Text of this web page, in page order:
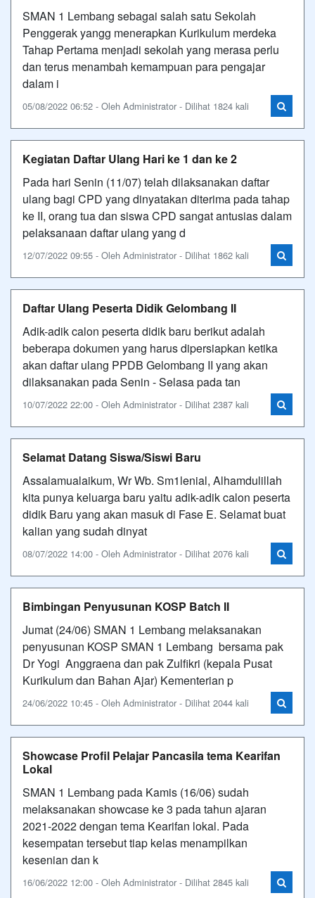
SMAN 1 Lembang sebagai salah satu Sekolah
Penggerak yangg menerapkan Kurikulum merdeka
Tahap Pertama menjadi sekolah yang merasa perlu
dan terus menambah kemampuan para pengajar
dalam i
05/08/2022 06:52 - Oleh Administrator - Dilihat 1824 kali
Kegiatan Daftar Ulang Hari ke 1 dan ke 2
Pada hari Senin (11/07) telah dilaksanakan daftar
ulang bagi CPD yang dinyatakan diterima pada tahap
ke II, orang tua dan siswa CPD sangat antusias dalam
pelaksanaan daftar ulang yang d
12/07/2022 09:55 - Oleh Administrator - Dilihat 1862 kali
Daftar Ulang Peserta Didik Gelombang II
Adik-adik calon peserta didik baru berikut adalah
beberapa dokumen yang harus dipersiapkan ketika
akan daftar ulang PPDB Gelombang II yang akan
dilaksanakan pada Senin - Selasa pada tan
10/07/2022 22:00 - Oleh Administrator - Dilihat 2387 kali
Selamat Datang Siswa/Siswi Baru
Assalamualaikum, Wr Wb. Sm1lenial, Alhamdulillah
kita punya keluarga baru yaitu adik-adik calon peserta
didik Baru yang akan masuk di Fase E. Selamat buat
kalian yang sudah dinyat
08/07/2022 14:00 - Oleh Administrator - Dilihat 2076 kali
Bimbingan Penyusunan KOSP Batch II
Jumat (24/06) SMAN 1 Lembang melaksanakan
penyusunan KOSP SMAN 1 Lembang bersama pak
Dr Yogi Anggraena dan pak Zulfikri (kepala Pusat
Kurikulum dan Bahan Ajar) Kementerian p
24/06/2022 10:45 - Oleh Administrator - Dilihat 2044 kali
Showcase Profil Pelajar Pancasila tema Kearifan
Lokal
SMAN 1 Lembang pada Kamis (16/06) sudah
melaksanakan showcase ke 3 pada tahun ajaran
2021-2022 dengan tema Kearifan lokal. Pada
kesempatan tersebut tiap kelas menampilkan
kesenian dan k
16/06/2022 12:00 - Oleh Administrator - Dilihat 2845 kali